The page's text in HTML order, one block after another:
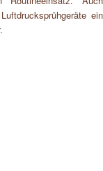
ein